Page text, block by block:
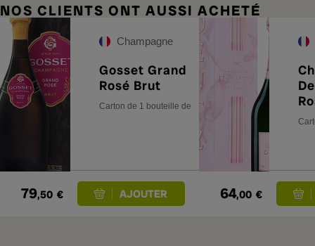
NOS CLIENTS ONT AUSSI ACHETÉ
Champagne
Gosset Grand
Rosé Brut
Carton de 1 bouteille de 75 cl
79,50 € 64,00 €